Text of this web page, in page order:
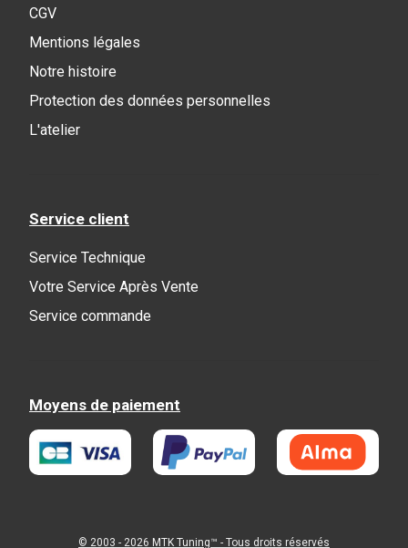
CGV
Mentions légales
Notre histoire
Protection des données personnelles
L'atelier
Service client
Service Technique
Votre Service Après Vente
Service commande
Moyens de paiement
© 2003 - 2026 MTK Tuning™ - Tous droits réservés